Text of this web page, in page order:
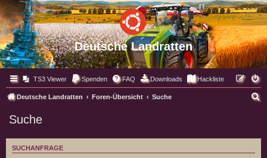
Deutsche Landratten
TS3 Viewer Spenden FAQ Downloads Hackliste
Deutsche Landratten Foren-Übersicht Suche
h
Suche
SUCHANFRAGE